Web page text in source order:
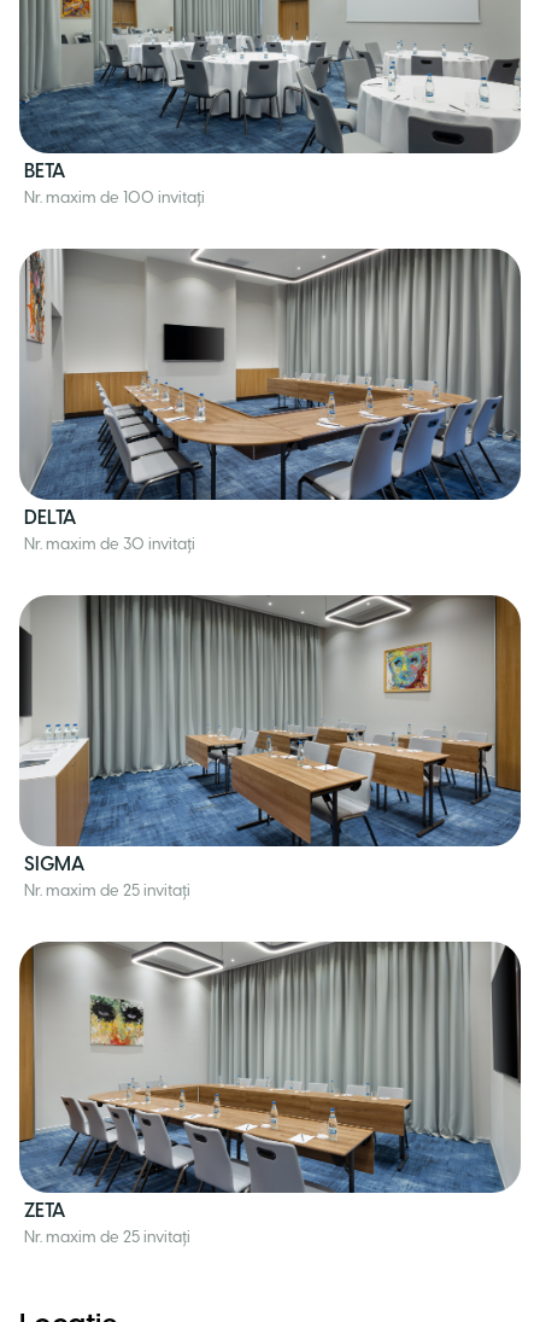
BETA
Nr. maxim de 100 invitați
DELTA
Nr. maxim de 30 invitați
SIGMA
Nr. maxim de 25 invitați
ZETA
Nr. maxim de 25 invitați